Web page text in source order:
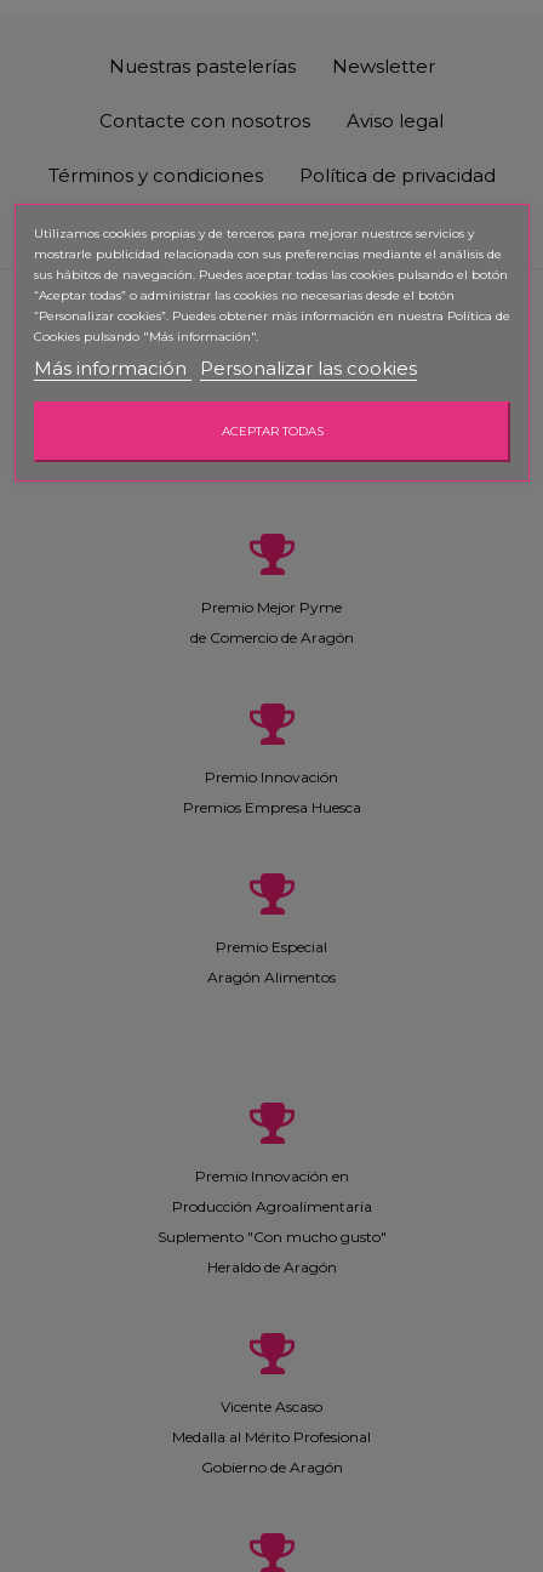
Nuestras pastelerías Newsletter
Contacte con nosotros Aviso legal
Términos y condiciones Política de privacidad
Política de Cookies
Premio Memorial
Real Academia de Gastronomía
Mejor Pastelero Repostero (Vicente Ascaso)
Premio Mejor Pyme
de Comercio de Aragón
Premio Innovación
Premios Empresa Huesca
Premio Especial
Aragón Alimentos
Premio Innovación en
Producción Agroalimentaria
Suplemento "Con mucho gusto"
Heraldo de Aragón
Vicente Ascaso
Medalla al Mérito Profesional
Gobierno de Aragón
Utilizamos cookies propias y de terceros para mejorar nuestros servicios y
mostrarle publicidad relacionada con sus preferencias mediante el análisis de
sus hábitos de navegación. Puedes aceptar todas las cookies pulsando el botón
“Aceptar todas” o administrar las cookies no necesarias desde el botón
“Personalizar cookies”. Puedes obtener más información en nuestra Política de
Cookies pulsando "Más información".
Más información Personalizar las cookies
ACEPTAR TODAS